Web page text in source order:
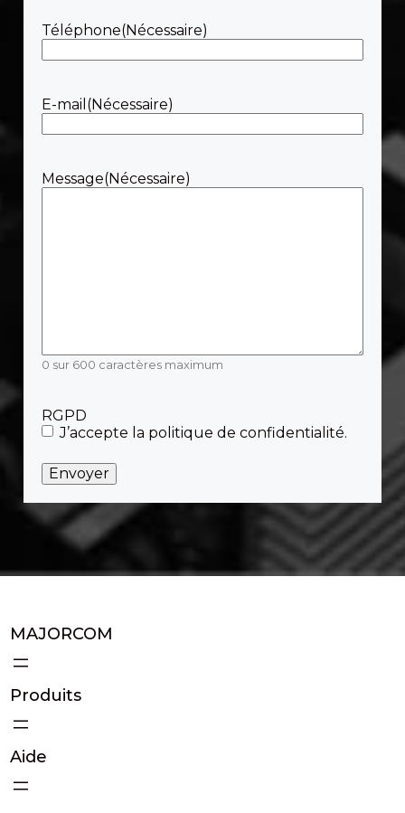
Téléphone(Nécessaire)
E-mail (Nécessaire)
Message(Nécessaire)
0 sur 600 caractères maximum
RGPD
J’accepte la politique de confidentialité.
MAJORCOM
Produits
Aide